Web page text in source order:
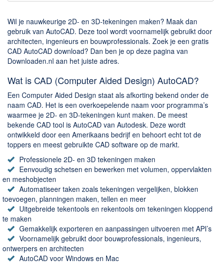
Onderhoud & Veiligheid
Computer opschonen
Veilig online
Productiviteit
Adresboek en contacten
Planning en organisatie
Tekst en Administratie
Overige
Algemeen
Chatten en bellen
Dating apps
Parkeer apps
Rar en Zip (Compressie - Unzip)
Shopping
Spelletjes en Games
Wil je nauwkeurige 2D- en 3D-tekeningen maken? Maak dan
gebruik van AutoCAD. Deze tool wordt voornamelijk gebruikt door
architecten, ingenieurs en bouwprofessionals. Zoek je een gratis
CAD AutoCAD download? Dan ben je op deze pagina van
Downloaden.nl aan het juiste adres.
Wat is CAD (Computer Aided Design) AutoCAD?
Een Computer Aided Design staat als afkorting bekend onder de
naam CAD. Het is een overkoepelende naam voor programma’s
waarmee je 2D- en 3D-tekeningen kunt maken. De meest
bekende CAD tool is AutoCAD van Autodesk. Deze wordt
ontwikkeld door een Amerikaans bedrijf en behoort echt tot de
toppers en meest gebruikte CAD software op de markt.
Professionele 2D- en 3D tekeningen maken
Eenvoudig schetsen en bewerken met volumen, oppervlakten
en meshobjecten
Automatiseer taken zoals tekeningen vergelijken, blokken
toevoegen, planningen maken, tellen en meer
Uitgebreide tekentools en rekentools om tekeningen kloppend
te maken
Gemakkelijk exporteren en aanpassingen uitvoeren met API’s
Voornamelijk gebruikt door bouwprofessionals, ingenieurs,
ontwerpers en architecten
AutoCAD voor Windows en Mac